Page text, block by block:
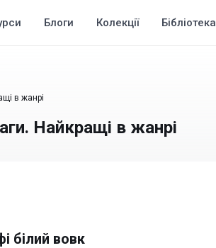
Блоги Колекції Бібліотека
в жанрі
Найкращі в жанрі
білий вовк